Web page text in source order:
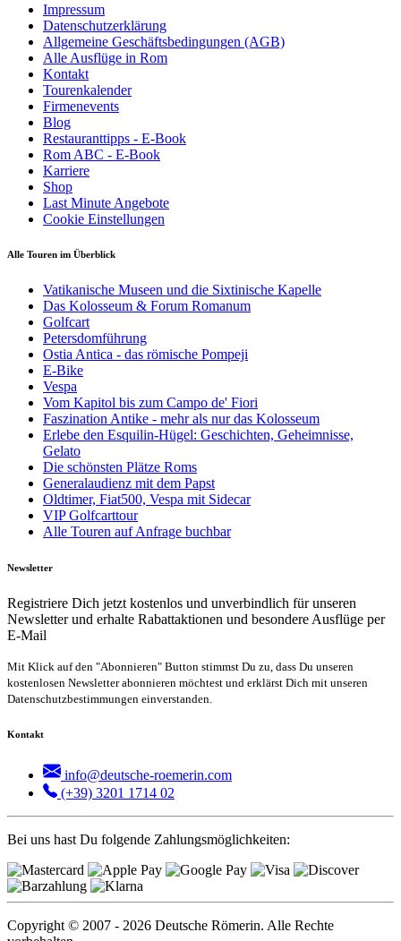
Impressum
Datenschutzerklärung
Allgemeine Geschäftsbedingungen (AGB)
Alle Ausflüge in Rom
Kontakt
Tourenkalender
Firmenevents
Blog
Restauranttipps - E-Book
Rom ABC - E-Book
Karriere
Shop
Last Minute Angebote
Cookie Einstellungen
Alle Touren im Überblick
Vatikanische Museen und die Sixtinische Kapelle
Das Kolosseum & Forum Romanum
Golfcart
Petersdomführung
Ostia Antica - das römische Pompeji
E-Bike
Vespa
Vom Kapitol bis zum Campo de' Fiori
Faszination Antike - mehr als nur das Kolosseum
Erlebe den Esquilin-Hügel: Geschichten, Geheimnisse,
Gelato
Die schönsten Plätze Roms
Generalaudienz mit dem Papst
Oldtimer, Fiat500, Vespa mit Sidecar
VIP Golfcarttour
Alle Touren auf Anfrage buchbar
Newsletter
Registriere Dich jetzt kostenlos und unverbindlich für unseren
Newsletter und erhalte Rabattaktionen und besondere Ausflüge per
E-Mail
Mit Klick auf den "Abonnieren" Button stimmst Du zu, dass Du unseren
kostenlosen Newsletter abonnieren möchtest und erklärst Dich mit unseren
Datenschutzbestimmungen einverstanden.
Kontakt
info@deutsche-roemerin.com
(+39) 3201 1714 02
Bei uns hast Du folgende Zahlungsmöglichkeiten:
Copyright © 2007 - 2026 Deutsche Römerin. Alle Rechte